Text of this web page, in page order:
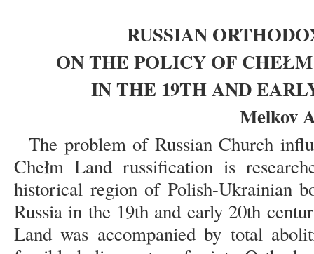
RUSSIAN
ON THE POLICY OF
IN THE 19TH AND
Melkov
The problem of Russian Church
Chełm Land russification is
historical region of Polish-Ukrainian
Russia in the 19th and early 20th
Land was accompanied by total